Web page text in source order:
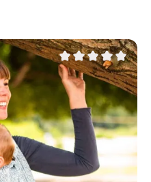
Durchschnittliche